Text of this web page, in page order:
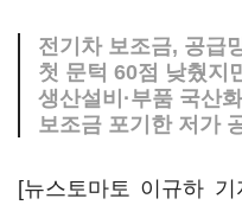
전기차 보조금, 공급
첫 문턱 60점 낮췄지
생산설비·부품 국산
보조금 포기한 저가
[뉴스토마토 이규하 기